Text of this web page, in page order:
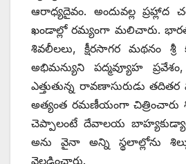
ఆరాధ్యదైవం. అందువల్ల ప్రహ్లాద
ఖండాల్లో రమ్యంగా మలిచారు.
శివలీలలు, క్షీరసాగర మథనం శ్రీ
అభిమన్యుని పద్మవ్యూహ
ఎత్తుతున్న రావణాసురుడు
అత్యంత రమణీయంగా చిత్రించారు
చెప్పాలంటే దేవాలయ
అను వైనా అన్ని స్థలాల్లోను
వెల్లడించారు.